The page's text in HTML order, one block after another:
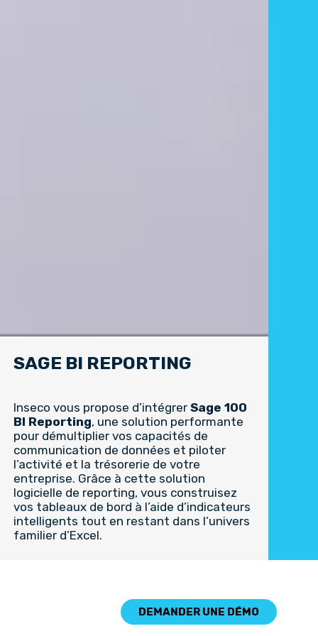
SAGE BI REPORTING
Inseco vous propose d’intégrer Sage 100
BI Reporting, une solution performante
pour démultiplier vos capacités de
communication de données et piloter
l’activité et la trésorerie de votre
entreprise. Grâce à cette solution
logicielle de reporting, vous construisez
vos tableaux de bord à l’aide d’indicateurs
intelligents tout en restant dans l’univers
familier d’Excel.
DEMANDER UNE DÉMO